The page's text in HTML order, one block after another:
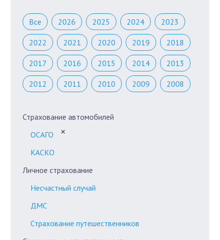
Все 2026 2025 2024 2023
2022 2021 2020 2019 2018
2017 2016 2015 2014 2013
2012 2011 2010 2009 2008
Страхование автомобилей
ОСАГО
✕
КАСКО
Личное страхование
Несчастный случай
ДМС
Страхование путешественников